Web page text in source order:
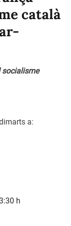
català
socialisme
a:
h